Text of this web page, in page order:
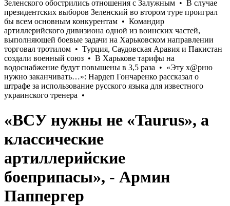
«ВСУ нужны не «Taurus», а
классические
артиллерийские
боеприпасы», - Армин
Паппергер